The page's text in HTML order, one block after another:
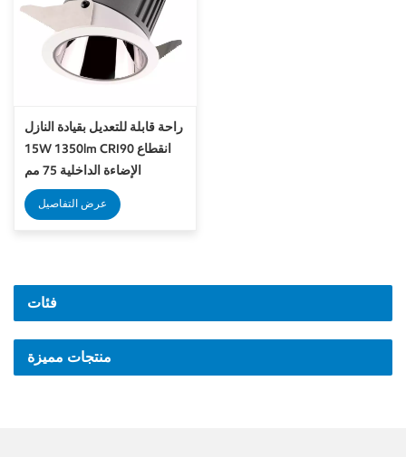
راحة قابلة للتعديل بقيادة النازل
15W 1350lm CRI90 انقطاع
الإضاءة الداخلية 75 مم
عرض التفاصيل
فئات
منتجات مميزة